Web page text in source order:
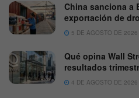
China sanciona a
exportación de
5 DE AGOSTO DE 2026
Qué opina Wall
resultados
4 DE AGOSTO DE 2026